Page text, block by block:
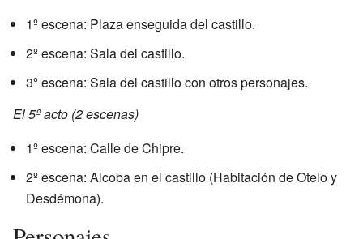
1º escena: Plaza enseguida del castillo.
2º escena: Sala del castillo.
3º escena: Sala del castillo con otros personajes.
El 5º acto (2 escenas)
1º escena: Calle de Chipre.
2º escena: Alcoba en el castillo (Habitación de Otelo y
Desdémona).